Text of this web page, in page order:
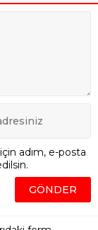
adım, e-posta